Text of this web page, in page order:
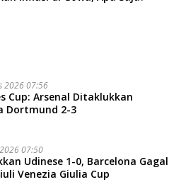
2026 07:56
Cup: Arsenal Ditaklukkan
Dortmund 2-3
07:50
Udinese 1-0, Barcelona Gagal
Venezia Giulia Cup